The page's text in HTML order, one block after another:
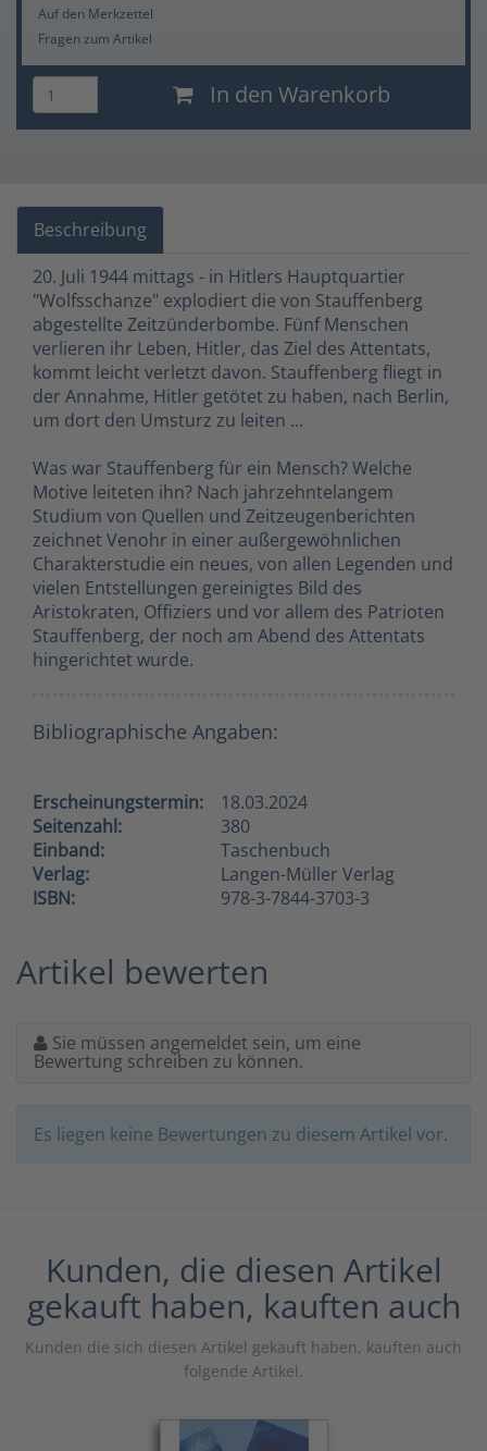
Auf den Merkzettel
Fragen zum Artikel
In den Warenkorb
Beschreibung
20. Juli 1944 mittags - in Hitlers Hauptquartier
"Wolfsschanze" explodiert die von Stauffenberg
abgestellte Zeitzünderbombe. Fünf Menschen
verlieren ihr Leben, Hitler, das Ziel des Attentats,
kommt leicht verletzt davon. Stauffenberg fliegt in
der Annahme, Hitler getötet zu haben, nach Berlin,
um dort den Umsturz zu leiten ...
Was war Stauffenberg für ein Mensch? Welche
Motive leiteten ihn? Nach jahrzehntelangem
Studium von Quellen und Zeitzeugenberichten
zeichnet Venohr in einer außergewöhnlichen
Charakterstudie ein neues, von allen Legenden und
vielen Entstellungen gereinigtes Bild des
Aristokraten, Offiziers und vor allem des Patrioten
Stauffenberg, der noch am Abend des Attentats
hingerichtet wurde.
Bibliographische Angaben:
Erscheinungstermin:
18.03.2024
Seitenzahl:
380
Einband:
Taschenbuch
Verlag:
Langen-Müller Verlag
ISBN:
978-3-7844-3703-3
Artikel bewerten
Sie müssen angemeldet sein, um eine
Bewertung schreiben zu können.
Es liegen keine Bewertungen zu diesem Artikel vor.
Kunden, die diesen Artikel
gekauft haben, kauften auch
Kunden die sich diesen Artikel gekauft haben, kauften auch
folgende Artikel.